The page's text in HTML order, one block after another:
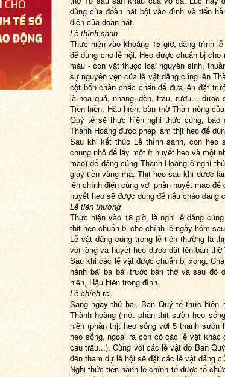
dùng của đoàn hát bội vào đình và tiến
diễn của đoàn hát.
Lễ thỉnh sanh
Thực hiện vào khoảng 15 giờ, dâng trình
để dùng cho lễ hội. Heo được chuẩn bị
màu - con vật thuộc loại nguyên sinh,
sự nguyên vẹn của lễ vật dâng cúng lên
cột bốn chân chắc chắn để đưa lên đặt
là hoa quả, nhang, đèn, trầu, rượu… được
Tiền hiền, Hậu hiền, bàn thờ Thần nông
Quý tế sẽ thực hiện nghi thức cúng,
Thành Hoàng được phép làm thịt heo để
Sau khi kết thúc Lễ thỉnh sanh, con heo
chung nhỏ để lấy một ít huyết heo và một
mao) để dâng cúng Thành Hoàng ở nghi
giấy tiền vàng mã. Thịt heo sau khi được
lên chính điện cùng với phần huyết mao để
huyết heo sẽ được dùng để nấu cháo dâng
Lễ tiên thường
Thực hiện vào 18 giờ, là nghi lễ dâng
thịt heo chuẩn bị cho chính lễ ngày hôm
Lễ vật dâng cúng trong lễ tiên thường là
với lòng và huyết heo được đặt lên bàn
Sau khi các lễ vật được chuẩn bị xong,
hành bái ba bái trước bàn thờ và sau đó
hiền, Hậu hiền trong đình.
Lễ chính tế
Sang ngày thứ hai, Ban Quý tế thực hiện
Thành hoàng (một phần thịt sườn heo
hiền (phần thịt heo sống với 5 thanh
heo sống, ngoài ra còn có các lễ vật khác
cau trầu...). Cùng với các lễ vật do Ban
đến tham dự lễ hội sẽ đặt các lễ vật dâng
Nghi thức tiến hành lễ chính tế được tổ